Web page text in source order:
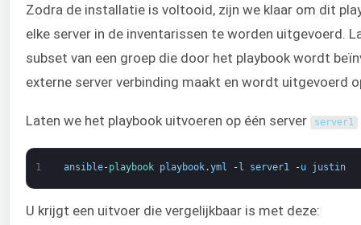
Zodra de installatie is voltooid, zijn we klaar om dit
elke server in de inventarissen te worden uitgevoerd.
subset van een groep die door het playbook wordt
externe server verbinding maakt en wordt uitgevoerd
Laten we het playbook uitvoeren op één server server1
1 ansible-playbook playbook.yml -l server1 -u justin
U krijgt een uitvoer die vergelijkbaar is met deze: